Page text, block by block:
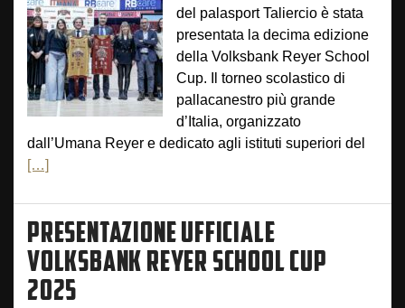
del palasport Taliercio è stata
presentata la decima edizione
della Volksbank Reyer School
Cup. Il torneo scolastico di
pallacanestro più grande
d’Italia, organizzato
dall’Umana Reyer e dedicato agli istituti superiori del
[…]
PRESENTAZIONE UFFICIALE
VOLKSBANK REYER SCHOOL CUP
2025